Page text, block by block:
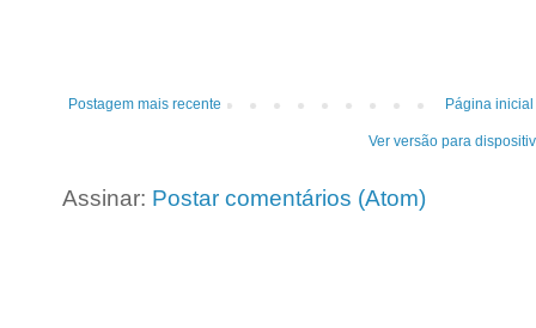
Postagem mais recente Página inicial
Ver versão para
Assinar: Postar comentários (Atom)